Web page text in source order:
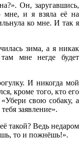
Он, заругавшись,
мне, и я взяла её на
ко мне. И так я
зима, а я никак
мне негде будет
И никогда мой
кроме того, кто его
свою собаку, а
заявление».
такой? Ведь недаром
то и пожнёшь!».